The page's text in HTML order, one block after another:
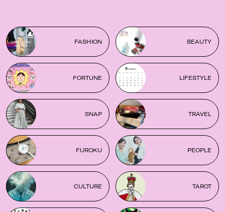
FASHION BEAUTY
FORTUNE LIFESTYLE
SNAP TRAVEL
FUROKU PEOPLE
CULTURE TAROT